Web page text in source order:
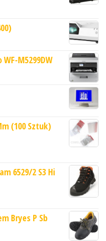
M5299DW
(100 Sztuk)
6529/2 S3 Hi
Bryes P Sb